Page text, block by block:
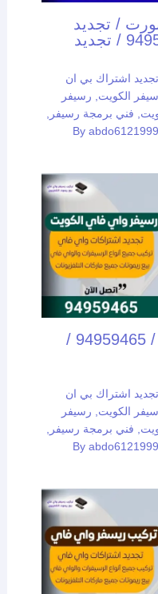
/ تجديد
اشتراك واي فاي/ 94959465 / تجديد
تجديد اشتراك بي ان
الكويت, رسيفر
, فني برمجة رسيفر ,
رسيفر واي فاي الكويت / 94959465 /
تجديد اشتراك بي ان
الكويت
رسيفر
فني برمجة رسيفر